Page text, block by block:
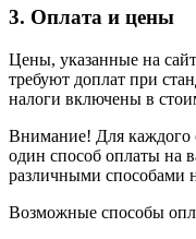
3. Оплата и цены
Цены, указанные на
требуют доплат при
налоги включены в
Внимание! Для каждого
один способ оплаты на
различными способами
Возможные способы